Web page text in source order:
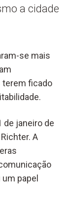
a cidade
se mais
terem ficado
de janeiro de
A
papel